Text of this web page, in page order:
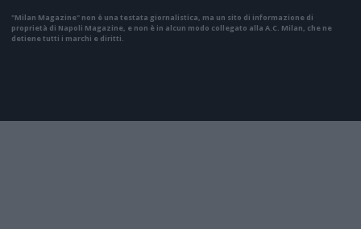
"Milan Magazine" non è una testata giornalistica, ma un sito di informazione di
proprietà di Napoli Magazine, e non è in alcun modo collegato alla A.C. Milan, che ne
detiene tutti i marchi e diritti.